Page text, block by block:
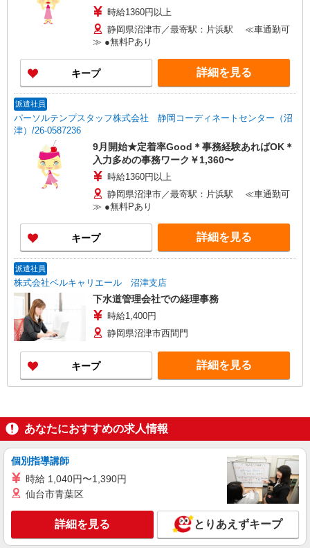
時給1360円以上
静岡県沼津市／最寄駅：片浜駅 ≪車通勤可
≫ ●無料Pあり
キープ 詳細を見る
派遣社員
パーソルテンプスタッフ株式会社 静岡コーディネートセンター（沼
津）/26-0587236
9月開始★定着率Good＊事務経験あればOK＊
入力多めの事務ワーク￥1,360〜
時給1360円以上
静岡県沼津市／最寄駅：片浜駅 ≪車通勤可
≫ ●無料Pあり
キープ 詳細を見る
派遣社員
株式会社ベルキャリエール 沼津支店
下水道管理会社での経理事務
時給1,400円
静岡県沼津市西間門
キープ 詳細を見る
あなたにおすすめの求人情報
個別指導講師
時給 1,040円〜1,390円
仙台市青葉区
詳細を見る とりあえずキープ